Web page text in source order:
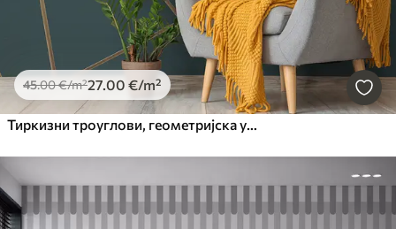
45.00€/m²27.00 €/m²
Тиркизни троуглови, геометријска уметност